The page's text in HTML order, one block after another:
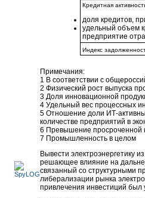
Кредитная
доля кредитов,
удельный объем
предприятие
Индекс
Примечания:
1 В соответствии с
2 Физический рост выпуска
3 Доля инновационной
4 Удельный вес процессных
5 Отношение доли ИТ-
количестве предприятий в
6 Превышение просроченной
7 Промышленность в целом
Вывести электроэнергетику
решающее влияние на
связанный со структурными
либерализации рынка
привлечения инвестиций был